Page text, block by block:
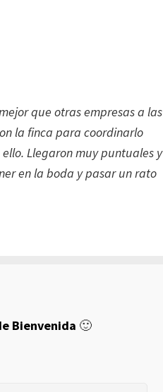
que otras empresas a las
la finca para coordinarlo
Llegaron muy puntuales y
en la boda y pasar un rato
Bienvenida 🙂